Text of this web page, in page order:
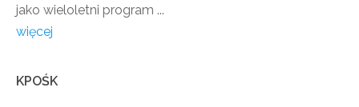
jako wieloletni program ...
więcej
KPOŚK